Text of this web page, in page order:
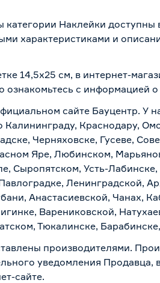
Наклейки
характеристиками и
14,5х25 см, в интернет-
ознакомьтесь с информацией о
сайте Бауцентр. У
Калининграду, Краснодару,
Черняховске, Гусеве,
Яре, Любинском,
Сыропятском, Усть-
Ленинградской,
Анастасиевской, Чанах,
Варениковской,
Тюкалинске,
производителями.
уведомления Продавца,
сайте.